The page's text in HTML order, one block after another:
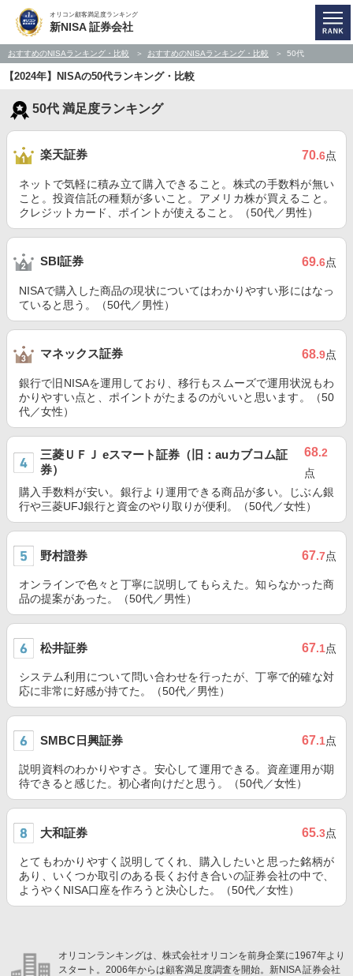
オリコン顧客満足度ランキング
新NISA 証券会社
おすすめのNISAランキング・比較 おすすめのNISAランキング・比較 50代
【2024年】NISAの50代ランキング・比較
50代 満足度ランキング
楽天証券 70.6点
ネットで気軽に積み立て購入できること。株式の手数料が無い
こと。投資信託の種類が多いこと。アメリカ株が買えること。
クレジットカード、ポイントが使えること。（50代／男性）
SBI証券 69.6点
NISAで購入した商品の現状についてはわかりやすい形にはなっ
ていると思う。（50代／男性）
マネックス証券 68.9点
銀行で旧NISAを運用しており、移行もスムーズで運用状況もわ
かりやすい点と、ポイントがたまるのがいいと思います。（50
代／女性）
三菱ＵＦＪ eスマート証券（旧：auカブコム証
券）
68.2
点
購入手数料が安い。銀行より運用できる商品が多い。じぶん銀
行や三菱UFJ銀行と資金のやり取りが便利。（50代／女性）
野村證券 67.7点
オンラインで色々と丁寧に説明してもらえた。知らなかった商
品の提案があった。（50代／男性）
松井証券 67.1点
システム利用について問い合わせを行ったが、丁寧で的確な対
応に非常に好感が持てた。（50代／男性）
SMBC日興証券 67.1点
説明資料のわかりやすさ。安心して運用できる。資産運用が期
待できると感じた。初心者向けだと思う。（50代／女性）
大和証券 65.3点
とてもわかりやすく説明してくれ、購入したいと思った銘柄が
あり、いくつか取引のある長くお付き合いの証券会社の中で、
ようやくNISA口座を作ろうと決心した。（50代／女性）
オリコンランキングは、株式会社オリコンを前身企業に1967年より
スタート。2006年からは顧客満足度調査を開始。新NISA 証券会社